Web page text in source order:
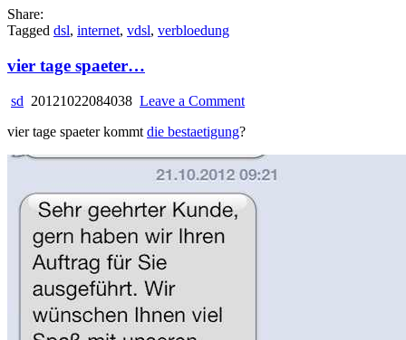
Share:
Tagged dsl, internet, vdsl, verbloedung
vier tage spaeter…
sd 20121022084038 Leave a Commenton
tage
vier tage spaeter kommt die bestaetigung?